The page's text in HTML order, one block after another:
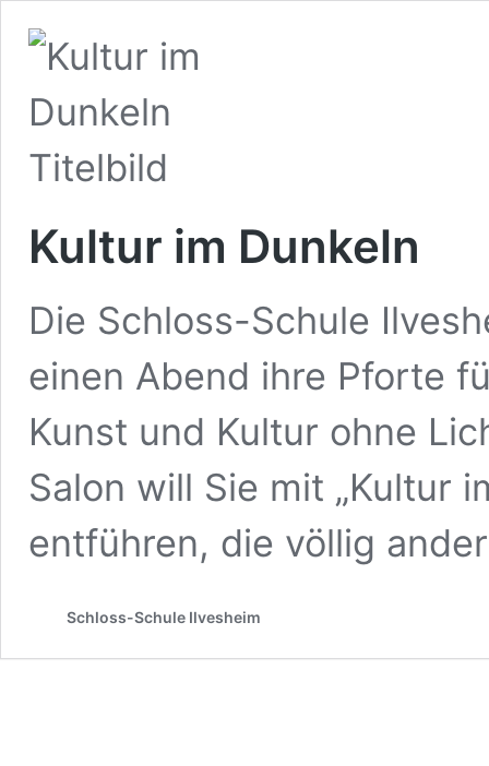
Kultur im Dunkeln
Die Schloss-Schule
einen Abend ihre Pforte
Kunst und Kultur ohne
Salon will Sie mit „Kultur
entführen, die völlig
Schloss-Schule Ilvesheim